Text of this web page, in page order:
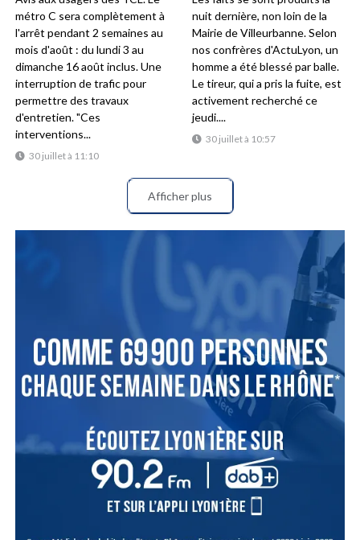
30 juillet à 11:10
métro C sera complètement à
l'arrêt pendant 2 semaines au
mois d'août : du lundi 3 au
dimanche 16 août inclus. Une
interruption de trafic pour
permettre des travaux
d'entretien. "Ces
interventions...
30 juillet à 10:57
nuit dernière, non loin de la
Mairie de Villeurbanne. Selon
nos confrères d'ActuLyon, un
homme a été blessé par balle.
Le tireur, qui a pris la fuite, est
activement recherché ce
jeudi....
Afficher plus